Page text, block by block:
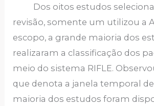
Dos oitos estudos
revisão, somente um utilizou a
escopo, a grande maioria dos
realizaram a classificação dos
meio do sistema RIFLE.
que denota a janela temporal
maioria dos estudos foram